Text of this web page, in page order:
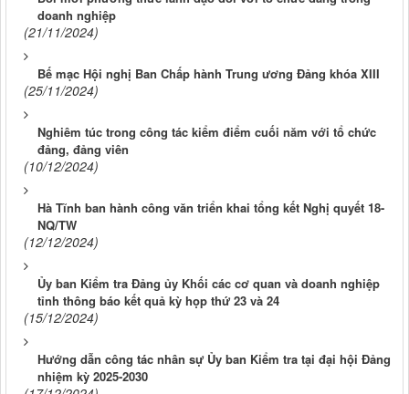
doanh nghiệp
(21/11/2024)
Bế mạc Hội nghị Ban Chấp hành Trung ương Đảng khóa XIII
(25/11/2024)
Nghiêm túc trong công tác kiểm điểm cuối năm với tổ chức
đảng, đảng viên
(10/12/2024)
Hà Tĩnh ban hành công văn triển khai tổng kết Nghị quyết 18-
NQ/TW
(12/12/2024)
Ủy ban Kiểm tra Đảng ủy Khối các cơ quan và doanh nghiệp
tỉnh thông báo kết quả kỳ họp thứ 23 và 24
(15/12/2024)
Hướng dẫn công tác nhân sự Ủy ban Kiểm tra tại đại hội Đảng
nhiệm kỳ 2025-2030